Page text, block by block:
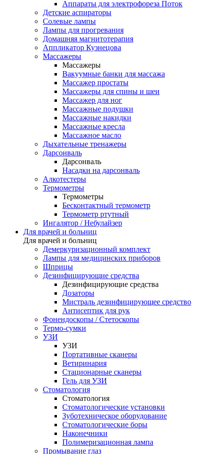
Аппараты для электрофореза Поток
Детские аспираторы
Солевые лампы
Лампы для прогревания
Домашняя магнитотерапия
Аппликатор Кузнецова
Массажеры
Массажеры
Вакуумные банки для массажа
Массажер простаты
Массажеры для спины и шеи
Массажер для ног
Массажные подушки
Массажные накидки
Массажные кресла
Массажное масло
Дыхательные тренажеры
Дарсонваль
Дарсонваль
Насадки на дарсонваль
Алкотестеры
Термометры
Термометры
Бесконтактный термометр
Термометр ртутный
Ингалятор / Небулайзер
Для врачей и больниц
Для врачей и больниц
Демеркуризационный комплект
Лампы для медицинских приборов
Шприцы
Дезинфицирующие средства
Дезинфицирующие средства
Дозаторы
Мистраль дезинфицирующее средство
Антисептик для рук
Фонендоскопы / Стетоскопы
Термо-сумки
УЗИ
УЗИ
Портативные сканеры
Ветиринария
Стационарные сканеры
Гель для УЗИ
Стоматология
Стоматология
Стоматологические установки
Зуботехническое оборудование
Стоматологические боры
Наконечники
Полимеризационная лампа
Промывание глаз